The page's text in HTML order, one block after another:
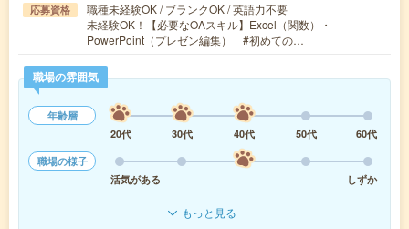
応募資格
職種未経験OK / ブランクOK / 英語力不要
未経験OK！【必要なOAスキル】Excel（関数）・
PowerPoint（プレゼン編集） #初めての…
職場の雰囲気
年齢層
20代
30代 40代 50代
60代
職場の様子
活気がある
しずか
もっと見る